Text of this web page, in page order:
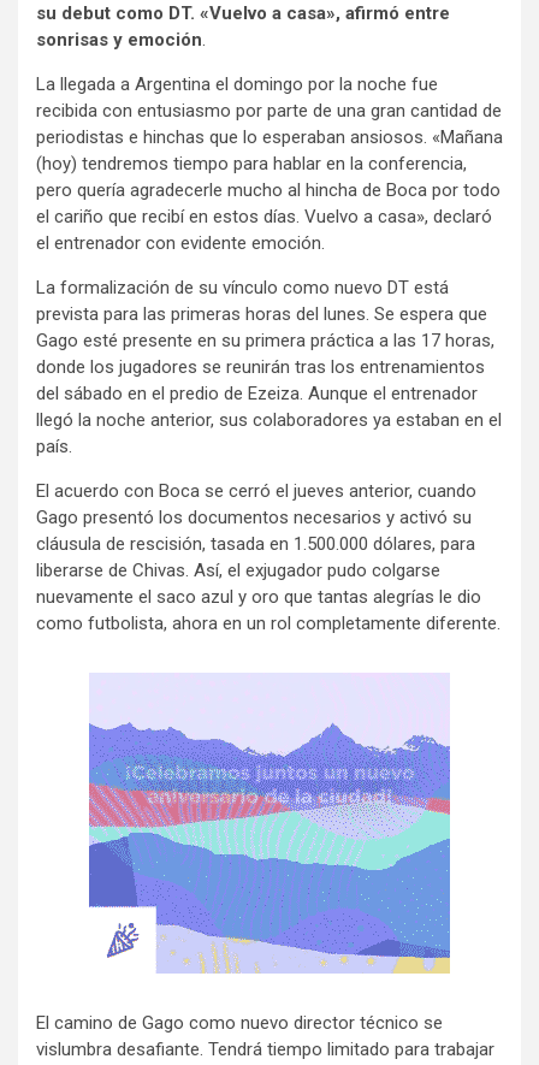
su debut como DT. «Vuelvo a casa», afirmó entre
sonrisas y emoción.
La llegada a Argentina el domingo por la noche fue
recibida con entusiasmo por parte de una gran cantidad de
periodistas e hinchas que lo esperaban ansiosos. «Mañana
(hoy) tendremos tiempo para hablar en la conferencia,
pero quería agradecerle mucho al hincha de Boca por todo
el cariño que recibí en estos días. Vuelvo a casa», declaró
el entrenador con evidente emoción.
La formalización de su vínculo como nuevo DT está
prevista para las primeras horas del lunes. Se espera que
Gago esté presente en su primera práctica a las 17 horas,
donde los jugadores se reunirán tras los entrenamientos
del sábado en el predio de Ezeiza. Aunque el entrenador
llegó la noche anterior, sus colaboradores ya estaban en el
país.
El acuerdo con Boca se cerró el jueves anterior, cuando
Gago presentó los documentos necesarios y activó su
cláusula de rescisión, tasada en 1.500.000 dólares, para
liberarse de Chivas. Así, el exjugador pudo colgarse
nuevamente el saco azul y oro que tantas alegrías le dio
como futbolista, ahora en un rol completamente diferente.
El camino de Gago como nuevo director técnico se
vislumbra desafiante. Tendrá tiempo limitado para trabajar